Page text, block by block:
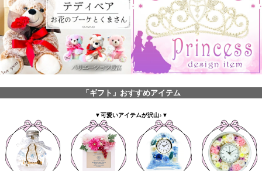
「ギフト」おすすめアイテム
▼可愛いアイテムが沢山♪▼